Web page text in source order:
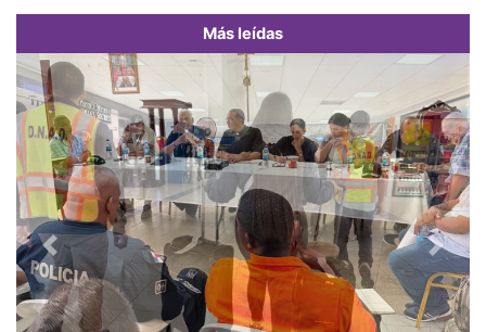
Más leídas
Previous Next